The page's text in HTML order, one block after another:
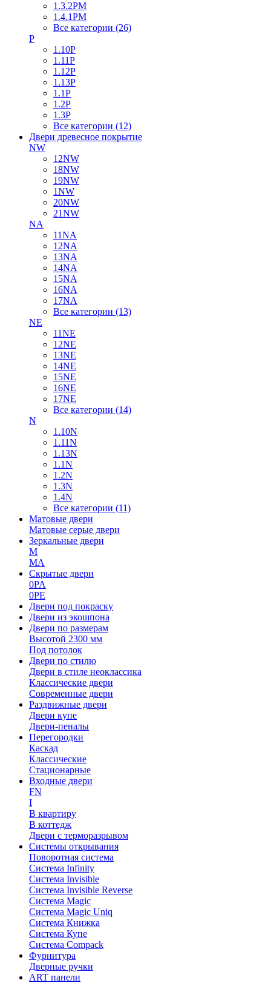
1.3.2PM
1.4.1PM
Все категории (26)
P
1.10P
1.11P
1.12P
1.13P
1.1P
1.2P
1.3P
Все категории (12)
Двери древесное покрытие
NW
12NW
18NW
19NW
1NW
20NW
21NW
NA
11NA
12NA
13NA
14NA
15NA
16NA
17NA
Все категории (13)
NE
11NE
12NE
13NE
14NE
15NE
16NE
17NE
Все категории (14)
N
1.10N
1.11N
1.13N
1.1N
1.2N
1.3N
1.4N
Все категории (11)
Матовые двери
Матовые серые двери
Зеркальные двери
M
MA
Скрытые двери
0PA
0PE
Двери под покраску
Двери из экошпона
Двери по размерам
Высотой 2300 мм
Под потолок
Двери по стилю
Двери в стиле неоклассика
Классические двери
Современные двери
Раздвижные двери
Двери купе
Двери-пеналы
Перегородки
Каскад
Классические
Стационарные
Входные двери
FN
I
В квартиру
В коттедж
Двери с терморазрывом
Системы открывания
Поворотная система
Система Infinity
Система Invisible
Система Invisible Reverse
Система Magic
Система Magic Uniq
Система Книжка
Система Купе
Система Compack
Фурнитура
Дверные ручки
ART панели